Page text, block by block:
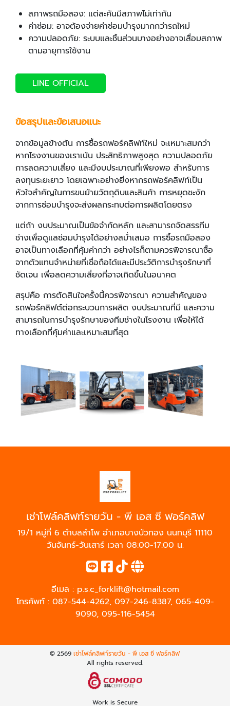
สภาพรถมือสอง: แต่ละคันมีสภาพไม่เท่ากัน
ค่าซ่อม: อาจต้องจ่ายค่าซ่อมบำรุงมากกว่ารถใหม่
ความปลอดภัย: ระบบและชิ้นส่วนบางอย่างอาจเสื่อมสภาพ
ตามอายุการใช้งาน
LINE OFFICIAL
ข้อสรุปและข้อเสนอแนะ
จากข้อมูลข้างต้น การซื้อรถฟอร์คลิฟท์ใหม่ จะเหมาะสมกว่า
หากโรงงานของเราเน้น ประสิทธิภาพสูงสุด ความปลอดภัย
การลดความเสี่ยง และมีงบประมาณที่เพียงพอ สำหรับการ
ลงทุนระยะยาว โดยเฉพาะอย่างยิ่งหากรถฟอร์คลิฟท์เป็น
หัวใจสำคัญในการขนย้ายวัตถุดิบและสินค้า การหยุดชะงัก
จากการซ่อมบำรุงจะส่งผลกระทบต่อการผลิตโดยตรง
แต่ถ้า งบประมาณเป็นข้อจำกัดหลัก และสามารถจัดสรรทีม
ช่างเพื่อดูแลซ่อมบำรุงได้อย่างสม่ำเสมอ การซื้อรถมือสอง
อาจเป็นทางเลือกที่คุ้มค่ากว่า อย่างไรก็ตามควรพิจารณาซื้อ
จากตัวแทนจำหน่ายที่เชื่อถือได้และมีประวัติการบำรุงรักษาที่
ชัดเจน เพื่อลดความเสี่ยงที่อาจเกิดขึ้นในอนาคต
สรุปคือ การตัดสินใจครั้งนี้ควรพิจารณา ความสำคัญของ
รถฟอร์คลิฟต์ต่อกระบวนการผลิต งบประมาณที่มี และความ
สามารถในการบำรุงรักษาของทีมช่างในโรงงาน เพื่อให้ได้
ทางเลือกที่คุ้มค่าและเหมาะสมที่สุด
เช่าโฟล์คลิฟท์รายวัน - พี เอส ซี ฟอร์คลิฟ
19/1 หมู่ที่ 6 ตำบลลำโพ อำเภอบางบัวทอง นนทบุรี 11110
วันจันทร์-วันเสาร์ เวลา 08:00-17:00 น.
อีเมล : p.s.c_forklift@hotmail.com
โทรศัพท์ : 087-544-4262, 097-246-8387, 065-409-
9090, 095-116-5454
© 2569เช่าโฟล์คลิฟท์รายวัน - พี เอส ซี ฟอร์คลิฟ
All rights reserved.
Work is Secure